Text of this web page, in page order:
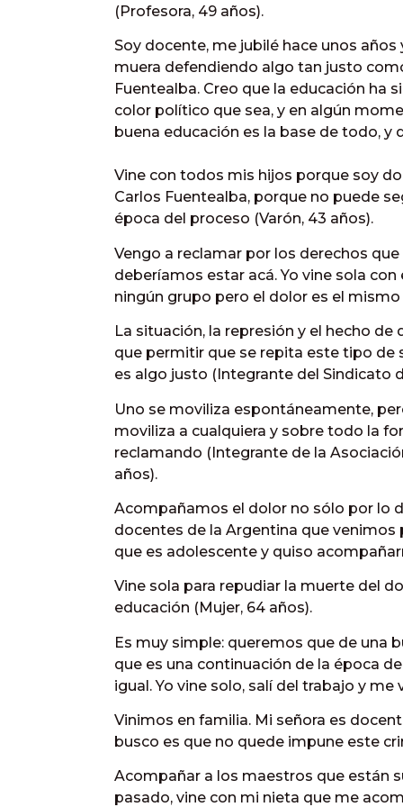
(Profesora, 49 años).
Soy docente, me jubilé hace unos
muera defendiendo algo tan justo
Fuentealba. Creo que la educación ha
color político que sea, y en algún
buena educación es la base de todo, y
Vine con todos mis hijos porque soy
Carlos Fuentealba, porque no puede
época del proceso (Varón, 43 años).
Vengo a reclamar por los derechos
deberíamos estar acá. Yo vine sola
ningún grupo pero el dolor es el
La situación, la represión y el hecho
que permitir que se repita este tipo de
es algo justo (Integrante del
Uno se moviliza espontáneamente,
moviliza a cualquiera y sobre todo la
reclamando (Integrante de la
años).
Acompañamos el dolor no sólo por lo
docentes de la Argentina que venimos
que es adolescente y quiso
Vine sola para repudiar la muerte del
educación (Mujer, 64 años).
Es muy simple: queremos que de
que es una continuación de la época
igual. Yo vine solo, salí del trabajo y me
Vinimos en familia. Mi señora es
busco es que no quede impune este
Acompañar a los maestros que están
pasado, vine con mi nieta que me